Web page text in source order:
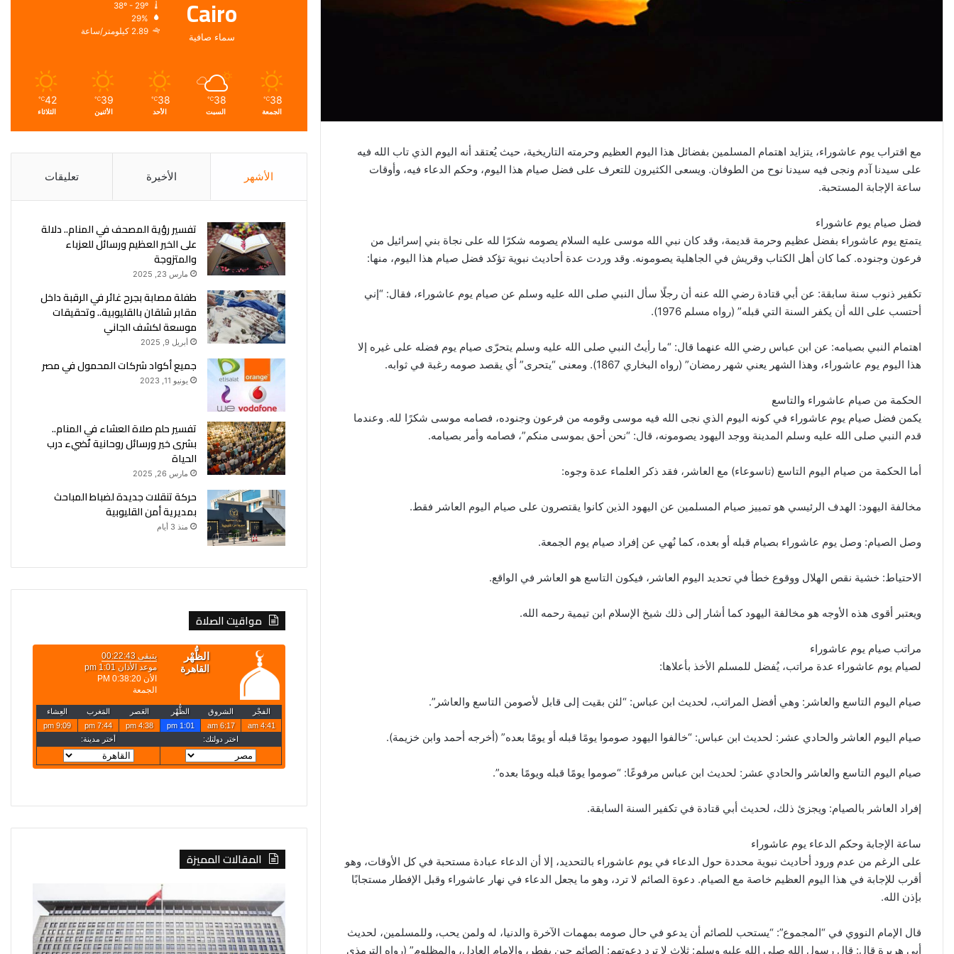
مع اقتراب يوم عاشوراء، يتزايد اهتمام المسلمين بفضائل هذا اليوم العظيم وحرمته التاريخية، حيث يُعتقد أنه اليوم الذي تاب الله فيه
على سيدنا آدم ونجى فيه سيدنا نوح من الطوفان. ويسعى الكثيرون للتعرف على فضل صيام هذا اليوم، وحكم الدعاء فيه، وأوقات
ساعة الإجابة المستحبة.
فضل صيام يوم عاشوراء
يتمتع يوم عاشوراء بفضل عظيم وحرمة قديمة، وقد كان نبي الله موسى عليه السلام يصومه شكرًا لله على نجاة بني إسرائيل من
فرعون وجنوده. كما كان أهل الكتاب وقريش في الجاهلية يصومونه. وقد وردت عدة أحاديث نبوية تؤكد فضل صيام هذا اليوم، منها:
تكفير ذنوب سنة سابقة: عن أبي قتادة رضي الله عنه أن رجلًا سأل النبي صلى الله عليه وسلم عن صيام يوم عاشوراء، فقال: “إني
أحتسب على الله أن يكفر السنة التي قبله” (رواه مسلم 1976).
اهتمام النبي بصيامه: عن ابن عباس رضي الله عنهما قال: “ما رأيتُ النبي صلى الله عليه وسلم يتحرّى صيام يوم فضله على غيره إلا
هذا اليوم يوم عاشوراء، وهذا الشهر يعني شهر رمضان” (رواه البخاري 1867). ومعنى “يتحرى” أي يقصد صومه رغبة في ثوابه.
الحكمة من صيام عاشوراء والتاسع
يكمن فضل صيام يوم عاشوراء في كونه اليوم الذي نجى الله فيه موسى وقومه من فرعون وجنوده، فصامه موسى شكرًا لله. وعندما
قدم النبي صلى الله عليه وسلم المدينة ووجد اليهود يصومونه، قال: “نحن أحق بموسى منكم”، فصامه وأمر بصيامه.
أما الحكمة من صيام اليوم التاسع (تاسوعاء) مع العاشر، فقد ذكر العلماء عدة وجوه:
مخالفة اليهود: الهدف الرئيسي هو تمييز صيام المسلمين عن اليهود الذين كانوا يقتصرون على صيام اليوم العاشر فقط.
وصل الصيام: وصل يوم عاشوراء بصيام قبله أو بعده، كما نُهي عن إفراد صيام يوم الجمعة.
الاحتياط: خشية نقص الهلال ووقوع خطأ في تحديد اليوم العاشر، فيكون التاسع هو العاشر في الواقع.
ويعتبر أقوى هذه الأوجه هو مخالفة اليهود كما أشار إلى ذلك شيخ الإسلام ابن تيمية رحمه الله.
مراتب صيام يوم عاشوراء
لصيام يوم عاشوراء عدة مراتب، يُفضل للمسلم الأخذ بأعلاها:
صيام اليوم التاسع والعاشر: وهي أفضل المراتب، لحديث ابن عباس: “لئن بقيت إلى قابل لأصومن التاسع والعاشر”.
صيام اليوم العاشر والحادي عشر: لحديث ابن عباس: “خالفوا اليهود صوموا يومًا قبله أو يومًا بعده” (أخرجه أحمد وابن خزيمة).
صيام اليوم التاسع والعاشر والحادي عشر: لحديث ابن عباس مرفوعًا: “صوموا يومًا قبله ويومًا بعده”.
إفراد العاشر بالصيام: ويجزئ ذلك، لحديث أبي قتادة في تكفير السنة السابقة.
ساعة الإجابة وحكم الدعاء يوم عاشوراء
على الرغم من عدم ورود أحاديث نبوية محددة حول الدعاء في يوم عاشوراء بالتحديد، إلا أن الدعاء عبادة مستحبة في كل الأوقات، وهو
أقرب للإجابة في هذا اليوم العظيم خاصة مع الصيام. دعوة الصائم لا ترد، وهو ما يجعل الدعاء في نهار عاشوراء وقبل الإفطار مستجابًا
بإذن الله.
قال الإمام النووي في “المجموع”: “يستحب للصائم أن يدعو في حال صومه بمهمات الآخرة والدنيا، له ولمن يحب، وللمسلمين، لحديث
أبي هريرة قال: قال رسول الله صلى الله عليه وسلم: ثلاث لا ترد دعوتهم: الصائم حين يفطر، والإمام العادل، والمظلوم” (رواه الترمذي
Cairo
سماء صافية
29%
2.89 كيلومتر/ساعة
38
℃
الجمعة
38
℃
السبت
38
℃
الأحد
39
℃
الأثنين
42
℃
الثلاثاء
الأشهر الأخيرة تعليقات
تفسير رؤية المصحف في المنام.. دلالة
على الخير العظيم ورسائل للعزباء
والمتزوجة
مارس 23, 2025
طفلة مصابة بجرح غائر في الرقبة داخل
مقابر شلقان بالقليوبية.. وتحقيقات
موسعة لكشف الجاني
أبريل 9, 2025
جميع أكواد شركات المحمول في مصر
يونيو 11, 2023
تفسير حلم صلاة العشاء في المنام..
بشرى خير ورسائل روحانية تُضيء درب
الحياة
مارس 26, 2025
حركة تنقلات جديدة لضباط المباحث
بمديرية أمن القليوبية
منذ 3 أيام
مواقيت الصلاة
المقالات المميزة
إيران:
مع
واشنطن
محافظة
لتحرك
دولي
تفرض
إجراءات
مضادة
على
4
سفن